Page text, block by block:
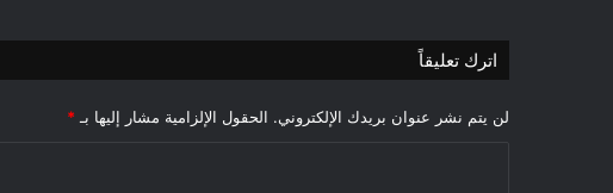
اترك تعليقاً
لن يتم نشر عنوان بريدك الإلكتروني. الحقول الإلزامية مشار إليها بـ *